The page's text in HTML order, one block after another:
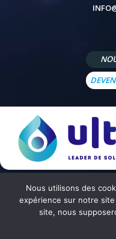
© 2026 - Site réalisé par Peppermint Agency
Nous utilisons des
expérience sur notre
site, nous